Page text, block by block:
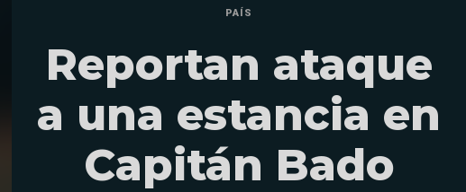
PAÍS
Reportan ataque
a una estancia en
Capitán Bado